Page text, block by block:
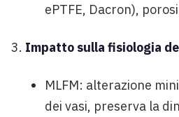
ePTFE, Dacron),
Impatto sulla fisiologia
MLFM: alterazione
dei vasi, preserva la